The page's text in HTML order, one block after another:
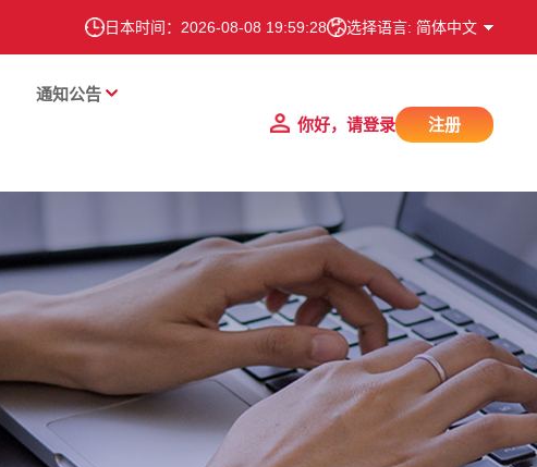
日本时间： 2026-08-08 19:59:29 选择语言: 简体中文
通知公告
你好，请登录 注册